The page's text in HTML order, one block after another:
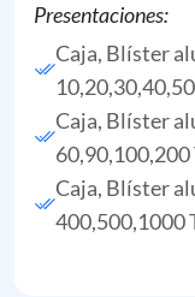
Presentaciones:
Caja, Blíster
Caja, Blíster
Caja, Blíster
400,500,1000